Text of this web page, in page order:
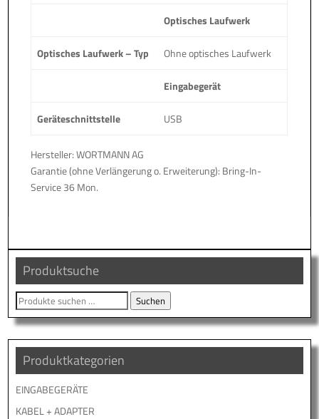
Optisches Laufwerk
Optisches Laufwerk – Typ Ohne optisches Laufwerk
Eingabegerät
Geräteschnittstelle USB
Hersteller: WORTMANN AG
Garantie (ohne Verlängerung o. Erweiterung): Bring-In-
Service 36 Mon.
Produktsuche
Suche
nach:
Suchen
Produktkategorien
EINGABEGERÄTE
KABEL + ADAPTER